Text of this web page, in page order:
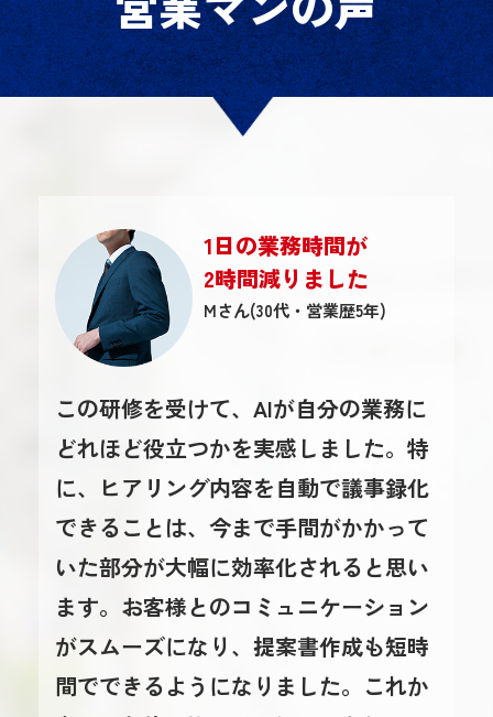
1日の業務時間が
2時間減りました
Mさん(30代・営業歴5年)
この研修を受けて、AIが自分の業務に
どれほど役立つかを実感しました。特
に、ヒアリング内容を自動で議事録化
できることは、今まで手間がかかって
いた部分が大幅に効率化されると思い
ます。お客様とのコミュニケーション
がスムーズになり、提案書作成も短時
間でできるようになりました。これか